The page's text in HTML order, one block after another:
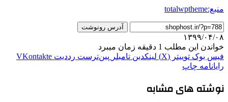
منبع:totalwptheme
آدرس رونوشت
۱۳۹۹/۰۴/۰۸
خواندن این مطلب 1 دقیقه زمان میبرد
فیس بوک توییتر (X) لینکدین ‫تامبلر ‫پین‌ترست ‫رددیت ‫VKontakte
رایانامه چاپ
نوشته های مشابه